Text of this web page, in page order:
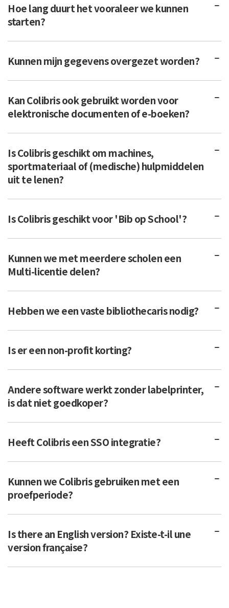
Hoe lang duurt het vooraleer we kunnen
starten?
Kunnen mijn gegevens overgezet worden?
Kan Colibris ook gebruikt worden voor
elektronische documenten of e-boeken?
Is Colibris geschikt om machines,
sportmateriaal of (medische) hulpmiddelen
uit te lenen?
Is Colibris geschikt voor 'Bib op School'?
Kunnen we met meerdere scholen een
Multi-licentie delen?
Hebben we een vaste bibliothecaris nodig?
Is er een non-profit korting?
Andere software werkt zonder labelprinter,
is dat niet goedkoper?
Heeft Colibris een SSO integratie?
Kunnen we Colibris gebruiken met een
proefperiode?
Is there an English version? Existe-t-il une
version française?